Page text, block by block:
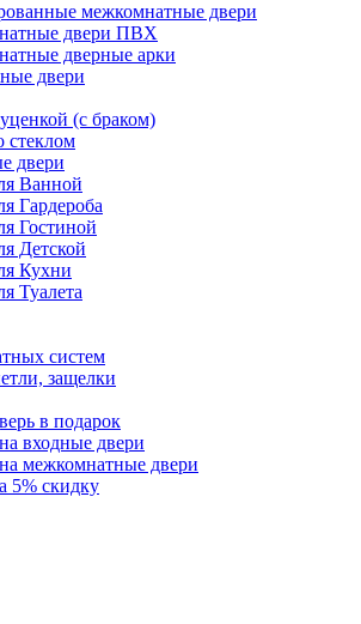
межкомнатные двери
двери ПВХ
дверные арки
двери
(с браком)
стеклом
двери
Ванной
Гардероба
Гостиной
Детской
Кухни
Туалета
систем
защелки
в подарок
входные двери
межкомнатные двери
5% скидку